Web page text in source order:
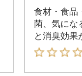
食材・食品
菌、気にな
と消臭効果